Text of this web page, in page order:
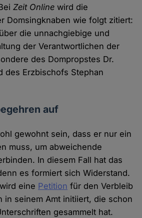
Zeit Online wird die
Domsingknaben wie folgt zitiert:
die unnachgiebige und
der Verantwortlichen der
des Dompropstes Dr.
des Erzbischofs Stephan
auf
gewohnt sein, dass er nur ein
muss, um abweichende
In diesem Fall hat das
es formiert sich Widerstand.
eine Petition für den Verbleib
in seinem Amt initiiert, die schon
gesammelt hat.